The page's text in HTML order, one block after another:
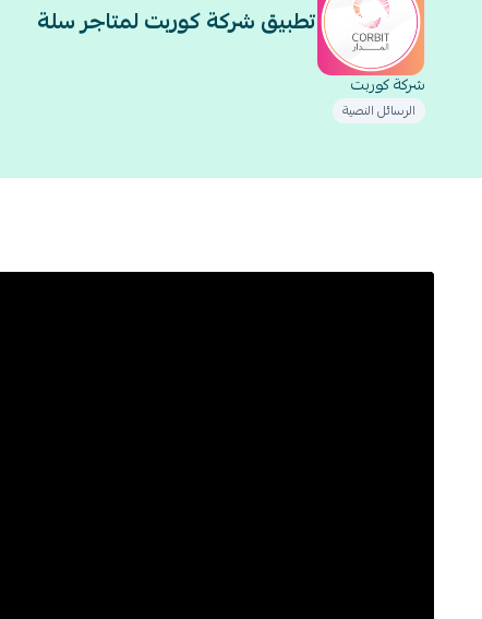
تطبيق شركة كوربت لمتاجر سلة
شركة كوربت
الرسائل النصية